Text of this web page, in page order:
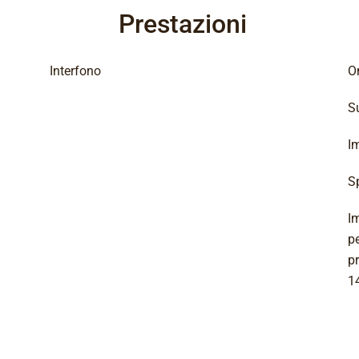
Prestazioni
Interfono